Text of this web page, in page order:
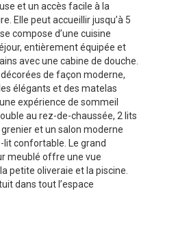
et un accès facile à la
Elle peut accueillir jusqu’à 5
compose d’une cuisine
entièrement équipée et
avec une cabine de douche.
de façon moderne,
élégants et des matelas
expérience de sommeil
au rez-de-chaussée, 2 lits
et un salon moderne
lit confortable. Le grand
meublé offre une vue
petite oliveraie et la piscine.
dans tout l’espace